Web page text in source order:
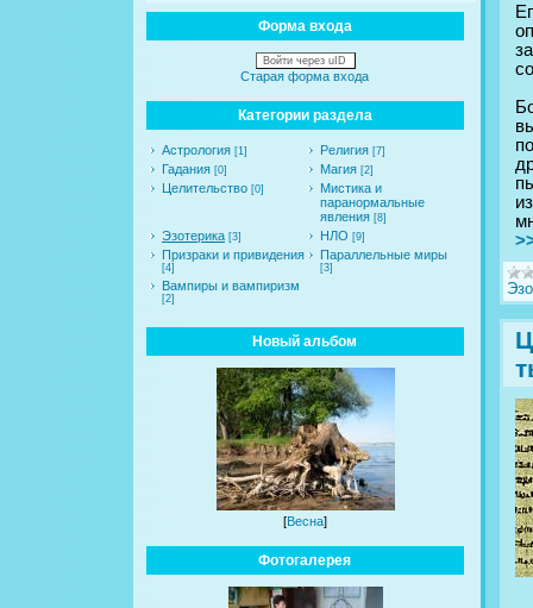
Форма входа
Войти через uID
Старая форма входа
Категории раздела
Астрология [1] Религия [7]
Гадания [0] Магия [2]
Целительство [0]
Мистика и
паранормальные
явления [8]
Эзотерика [3] НЛО [9]
Призраки и привидения
[4]
Параллельные миры
[3]
Вампиры и вампиризм
[2]
Новый альбом
[Весна]
Фотогалерея